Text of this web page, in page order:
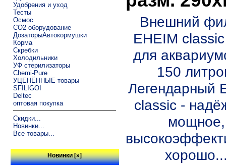
Удобрения и уход
Тесты
Осмос
CO2 оборудование
ДозаторыАвтокормушки
Корма
Скребки
Холодильники
УФ стерилизаторы
Chemi-Pure
УЦЕНЁННЫЕ товары
SFILIGOI
Deltec
оптовая покупка
Скидки...
Новинки...
Все товары...
Новинки [»]
Внешний
EHEIM
для
150
Легендарный
classic -
мощное,